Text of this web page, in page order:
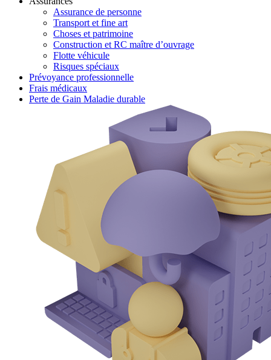
Assurance de personne
Transport et fine art
Choses et patrimoine
Construction et RC maître d’ouvrage
Flotte véhicule
Risques spéciaux
Prévoyance professionnelle
Frais médicaux
Perte de Gain Maladie durable